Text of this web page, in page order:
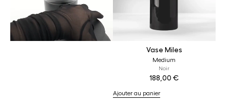
Vase Miles
Medium
Noir
188,00€
Ajouter au panier